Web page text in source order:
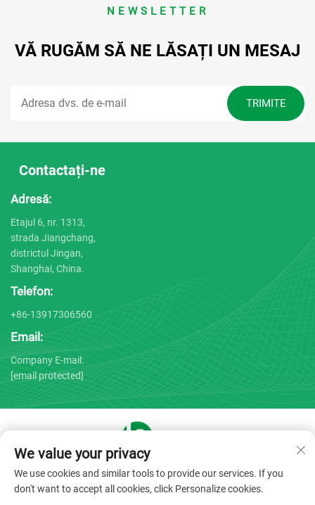
NEWSLETTER
VĂ RUGĂM SĂ NE LĂSAȚI UN MESAJ
Contactați-ne
Adresă:
Etajul 6, nr. 1313,
strada Jiangchang,
districtul Jingan,
Shanghai, China.
Telefon:
+86-13917306560
Email:
Company E-mail:
[email protected]
Drepturi de autor © 2025 de către Shanghai Bojin Medical
Instrument Co., Ltd. -Politica de confidențialitate
We value your privacy
We use cookies and similar tools to provide our services. If you
don't want to accept all cookies, click Personalize cookies.